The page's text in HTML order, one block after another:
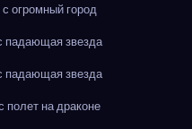
огромный город
падающая звезда
падающая звезда
полет на драконе